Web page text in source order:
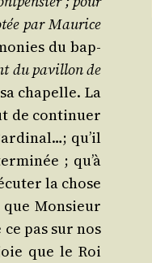
par Mau­rice
du bap­
du pavillon de
cha­pelle. La
de conti­nuer
qu’il
; qu’à
la chose
Mon­sieur
pas sur nos
que le Roi